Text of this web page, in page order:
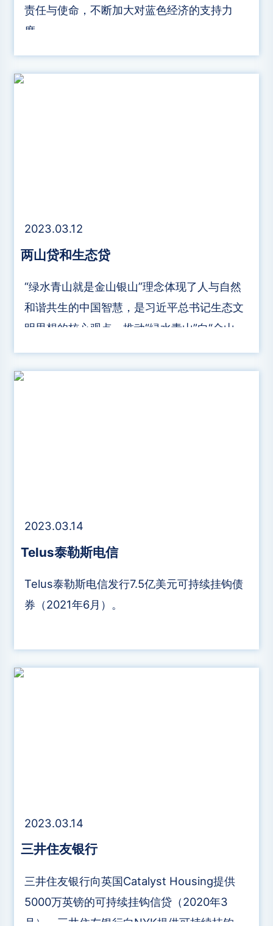
责任与使命，不断加大对蓝色经济的支持力
度。
2023.03.12
两山贷和生态贷
“绿水青山就是金山银山”理念体现了人与自然
和谐共生的中国智慧，是习近平总书记生态文
明思想的核心观点。推动“绿水青山”向“金山银
掘生态产品，并通过市场化的方式实现生态产
2023.03.14
​Telus泰勒斯电信
​Telus泰勒斯电信发行7.5亿美元可持续挂钩债
券（2021年6月）。
2023.03.14
​三井住友银行
​三井住友银行向英国Catalyst Housing提供
5000万英镑的可持续挂钩信贷（2020年3
月）。​三井住友银行向NYK提供可持续挂钩贷